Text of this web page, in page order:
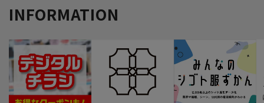
INFORMATION